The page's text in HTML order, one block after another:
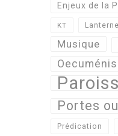
Enjeux de la
KT
Musique
Portes
Prédication